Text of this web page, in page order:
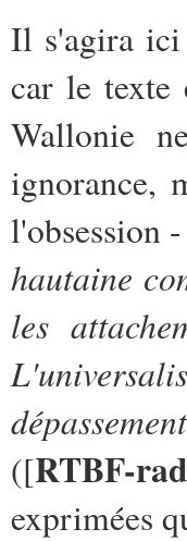
Il s'agira
car le texte
Wallonie
ignorance,
l'obsession
hautaine
les
([RTBF-
exprimées